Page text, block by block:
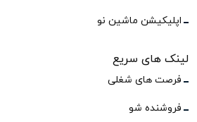
اپلیکیشن ماشین نو
لینک های سریع
فرصت های شغلی
فروشنده شو